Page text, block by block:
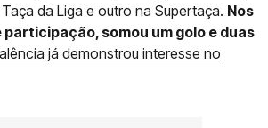
da Liga e outro na Supertaça. Nos
somou um golo e duas
já demonstrou interesse no